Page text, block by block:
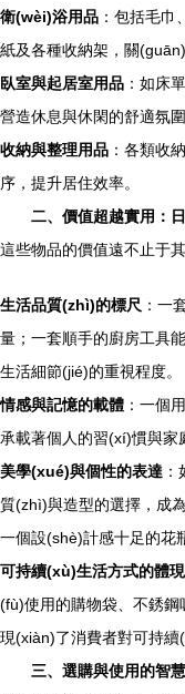
衛(wèi)浴用品 ：包括毛
紙及各種收納架，關
臥室與起居室用品 ：如床
營造休息與休閑的舒適氛圍
收納與整理用品 ：各類收
序，提升居住效率。
二、價值超越實用：
這些物品的價值遠不止于其
生活品質(zhì)的標尺 ：一
量；一套順手的廚房工具
生活細節(jié)的重視程度。
情感與記憶的載體 ：一個
承載著個人的習(xí)慣與家
美學(xué)與個性的表達
質(zhì)與造型的選擇，成
一個設(shè)計感十足的花
可持續(xù)生活方式的體
(fù)使用的購物袋、不銹
現(xiàn)了消費者對可持續
三、選購與使用的智慧